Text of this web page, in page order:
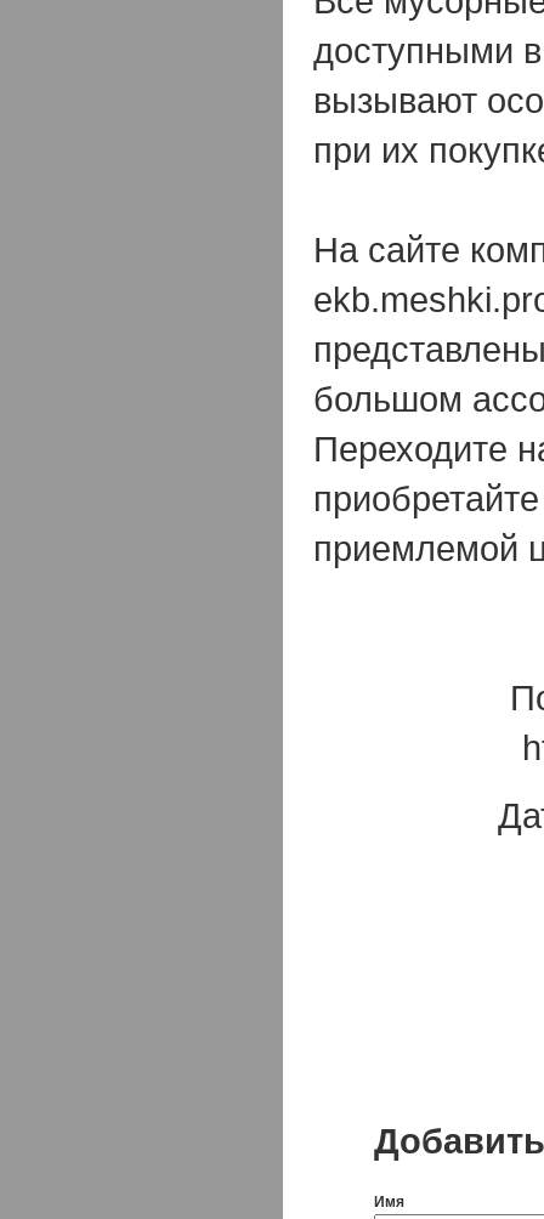
доступными
вызывают
при их
На сайте
большом
Переходите
приемлемой
Имя